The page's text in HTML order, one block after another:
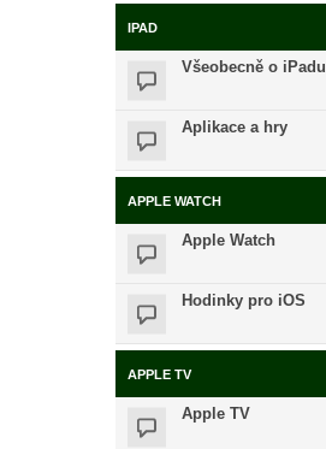
IPAD
Všeobecně o iPadu
Aplikace a hry
APPLE WATCH
Apple Watch
Hodinky pro iOS
APPLE TV
Apple TV